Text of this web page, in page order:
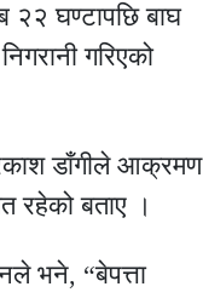
२२ घण्टापछि बाघ
गरिएको
डाँगीले आक्रमण
रहेको बताए ।
भने, “बेपत्ता